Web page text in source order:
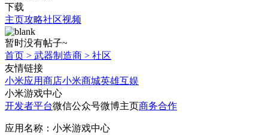
下载
主页攻略社区视频
暂时没有帖子~
首页 > 武器制造商 > 社区
友情链接
小米应用商店小米商城英雄互娱
小米游戏中心
开发者平台微信公众号微博主页商务合作
应用名称：小米游戏中心